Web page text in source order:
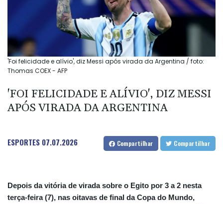
'Foi felicidade e alívio', diz Messi após virada da Argentina / foto:
Thomas COEX - AFP
'FOI FELICIDADE E ALÍVIO', DIZ MESSI
APÓS VIRADA DA ARGENTINA
ESPORTES 07.07.2026 Compartilhar Compartilhar
Depois da vitória de virada sobre o Egito por 3 a 2 nesta
terça-feira (7), nas oitavas de final da Copa do Mundo,